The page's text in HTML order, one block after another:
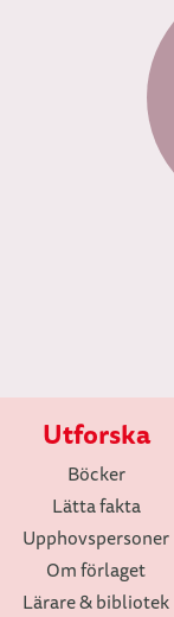
Utforska
Böcker
Lätta fakta
Upphovspersoner
Om förlaget
Lärare & bibliotek